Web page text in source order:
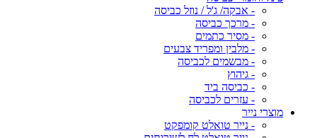
- אבקה/ ג'ל / נוזל כביסה
- מרכך כביסה
- מסיר כתמים
- מלבין ומפריד צבעים
- מבשמים לכביסה
- גיהוץ
- כביסה ביד
- עזרים לכביסה
מוצרי נייר
- נייר טואלט קומפקט